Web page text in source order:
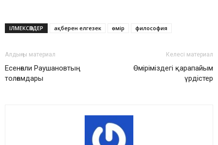
ІЛМЕКСӨЗДЕР ақберен елгезек өмір философия
Алдыңғы материал
Есенғали Раушановтың
толғамдары
Келесі материал
Өміріміздегі қарапайым
үрдістер